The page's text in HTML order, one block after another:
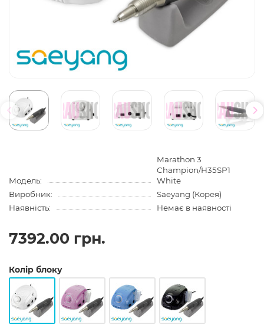
Модель:
Marathon 3
Champion/H35SP1
White
Виробник:
Saeyang (Корея)
Наявність:
Немає в наявності
7392.00 грн.
Колір блоку